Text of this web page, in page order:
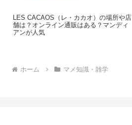
LES CACAOS（レ・カカオ）の場所や店
舗は？オンライン通販はある？マンディ
アンが人気
ホーム マメ知識・雑学